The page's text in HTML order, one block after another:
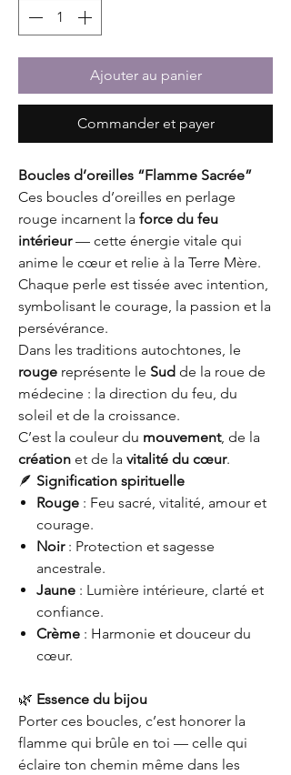
Ajouter au panier
Commander et payer
Boucles d’oreilles “Flamme Sacrée”
Ces boucles d’oreilles en perlage
rouge incarnent la force du feu
intérieur— cette énergie vitale qui
anime le cœur et relie à la Terre Mère.
Chaque perle est tissée avec intention,
symbolisant le courage, la passion et la
persévérance.
Dans les traditions autochtones, le
rouge représente le Sud de la roue de
médecine : la direction du feu, du
soleil et de la croissance.
C’est la couleur du mouvement, de la
création et de la vitalité du cœur.
🪶 Signification spirituelle
Rouge : Feu sacré, vitalité, amour et
courage.
Noir: Protection et sagesse
ancestrale.
Jaune : Lumière intérieure, clarté et
confiance.
Crème : Harmonie et douceur du
cœur.
🌿 Essence du bijou
Porter ces boucles, c’est honorer la
flamme qui brûle en toi — celle qui
éclaire ton chemin même dans les